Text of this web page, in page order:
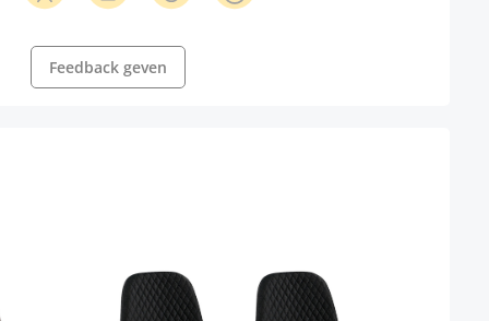
Feedback geven